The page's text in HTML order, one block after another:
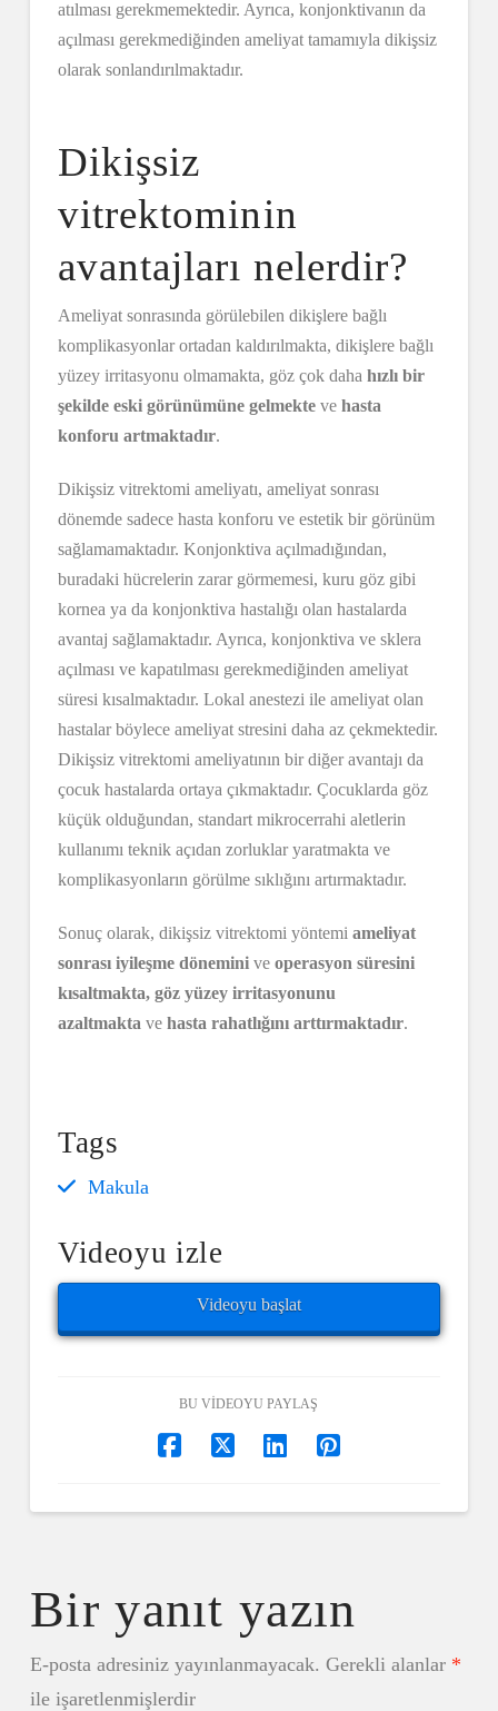
atılması gerekmemektedir. Ayrıca, konjonktivanın da
açılması gerekmediğinden ameliyat tamamıyla dikişsiz
olarak sonlandırılmaktadır.
Dikişsiz
vitrektominin
avantajları nelerdir?
Ameliyat sonrasında görülebilen dikişlere bağlı
komplikasyonlar ortadan kaldırılmakta, dikişlere bağlı
yüzey irritasyonu olmamakta, göz çok daha hızlı bir
şekilde eski görünümüne gelmekte ve hasta
konforu artmaktadır.
Dikişsiz vitrektomi ameliyatı, ameliyat sonrası
dönemde sadece hasta konforu ve estetik bir görünüm
sağlamamaktadır. Konjonktiva açılmadığından,
buradaki hücrelerin zarar görmemesi, kuru göz gibi
kornea ya da konjonktiva hastalığı olan hastalarda
avantaj sağlamaktadır. Ayrıca, konjonktiva ve sklera
açılması ve kapatılması gerekmediğinden ameliyat
süresi kısalmaktadır. Lokal anestezi ile ameliyat olan
hastalar böylece ameliyat stresini daha az çekmektedir.
Dikişsiz vitrektomi ameliyatının bir diğer avantajı da
çocuk hastalarda ortaya çıkmaktadır. Çocuklarda göz
küçük olduğundan, standart mikrocerrahi aletlerin
kullanımı teknik açıdan zorluklar yaratmakta ve
komplikasyonların görülme sıklığını artırmaktadır.
Sonuç olarak, dikişsiz vitrektomi yöntemi ameliyat
sonrası iyileşme dönemini ve operasyon süresini
kısaltmakta, göz yüzey irritasyonunu
azaltmakta ve hasta rahatlığını arttırmaktadır.
Tags
Makula
Videoyu izle
Videoyu başlat
BU VIDEOYU PAYLAŞ
Bir yanıt yazın
E-posta adresiniz yayınlanmayacak. Gerekli alanlar *
ile işaretlenmişlerdir